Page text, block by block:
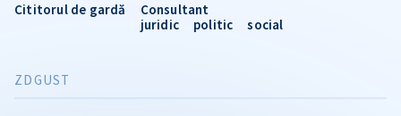
Cititorul de gardă
Consultant
juridic
politic social
ZDGUST